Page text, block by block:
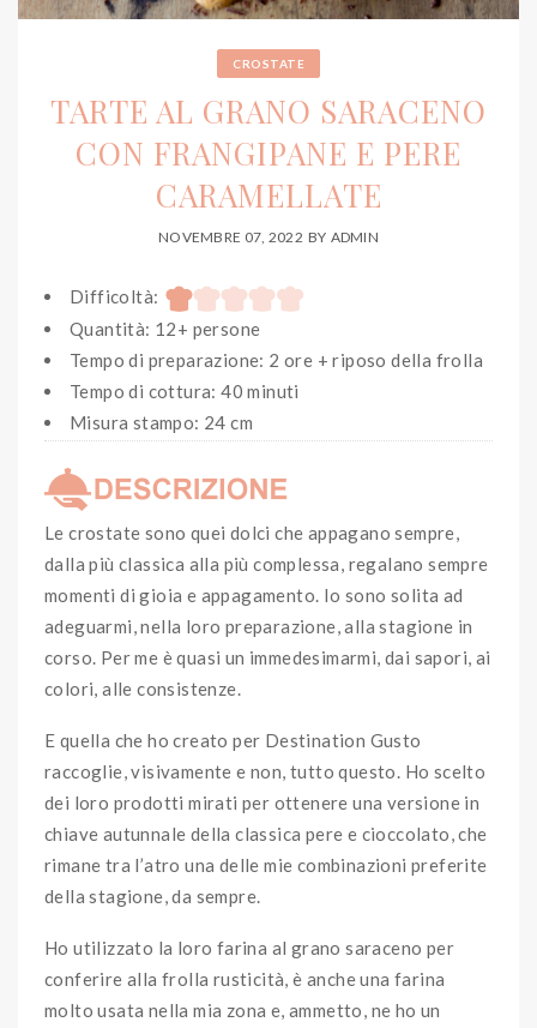
CROSTATE
TARTE AL GRANO SARACENO
CON FRANGIPANE E PERE
CARAMELLATE
NOVEMBRE 07, 2022 BY ADMIN
Difficoltà:
Quantità: 12+ persone
Tempo di preparazione: 2 ore + riposo della frolla
Tempo di cottura: 40 minuti
Misura stampo: 24 cm
Le crostate sono quei dolci che appagano sempre,
dalla più classica alla più complessa, regalano sempre
momenti di gioia e appagamento. Io sono solita ad
adeguarmi, nella loro preparazione, alla stagione in
corso. Per me è quasi un immedesimarmi, dai sapori, ai
colori, alle consistenze.
E quella che ho creato per Destination Gusto
raccoglie, visivamente e non, tutto questo. Ho scelto
dei loro prodotti mirati per ottenere una versione in
chiave autunnale della classica pere e cioccolato, che
rimane tra l’atro una delle mie combinazioni preferite
della stagione, da sempre.
Ho utilizzato la loro farina al grano saraceno per
conferire alla frolla rusticità, è anche una farina
molto usata nella mia zona e, ammetto, ne ho un